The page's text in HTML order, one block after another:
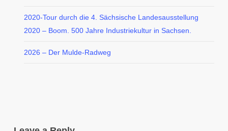
2020-Tour durch die 4. Sächsische Landesausstellung
2020 – Boom. 500 Jahre Industriekultur in Sachsen.
2026 – Der Mulde-Radweg